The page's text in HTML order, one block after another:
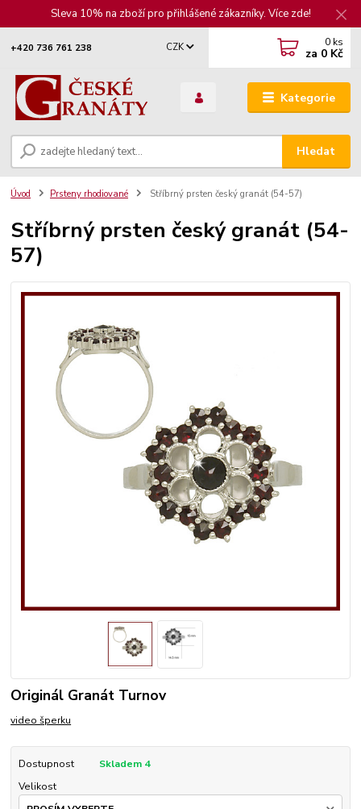
Sleva 10% na zboží pro přihlášené zákazníky. Více zde!
Kategorie
CZK
Hledat
+420 736 761 238 0 ks
za 0 Kč
Úvod Prsteny rhodiované Stříbrný prsten český granát (54-57)
Stříbrný prsten český granát (54-
57)
Originál Granát Turnov
video šperku
Dostupnost
Skladem 4
Velikost